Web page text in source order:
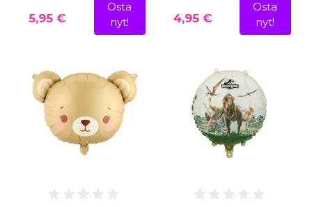
5,95 €
Osta
nyt!
4,95 €
Osta
nyt!